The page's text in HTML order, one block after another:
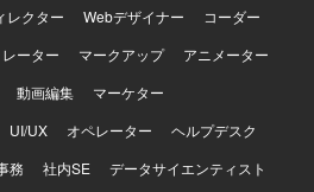
レクター Webデザイナー
コーダー
ーター マークアップ
アニメーター
動画編集
マーケター
UI/UX オペレーター
ヘルプデスク
務 社内SE
データサイエンティスト